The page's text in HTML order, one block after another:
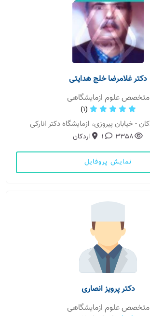
دکتر غلامرضا خلج هدایتی
متخصص علوم ازمایشگاهی
(1)
3358
1 اردکان
نمایش پروفایل
دکتر پرویز انصاری
متخصص علوم ازمایشگاهی